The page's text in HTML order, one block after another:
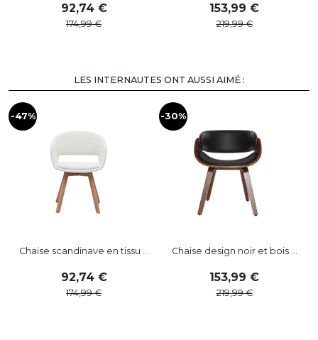
92,74
174,99
153,99
219,99
LES INTERNAUTES ONT AUSSI AIMÉ :
-47%
Chaise scandinave en tissu ...
92,74
174,99
-30%
Chaise design noir et bois ...
153,99
219,99